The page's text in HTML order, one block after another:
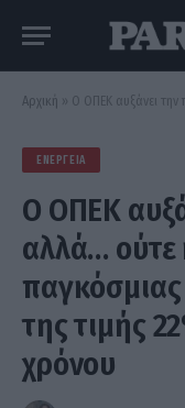
Αρχική » Ο ΟΠΕΚ αυξάνει την παραγωγή αλλά…
ΕΝΈΡΓΕΙΑ
Ο ΟΠΕΚ
αλλά… ούτε
της τιμής
χρόνου